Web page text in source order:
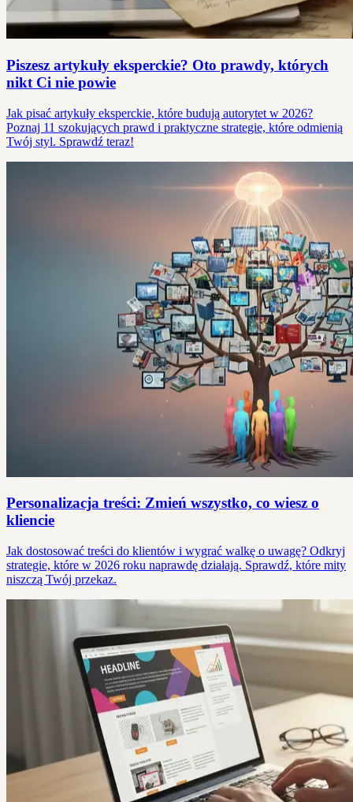
Piszesz artykuły eksperckie? Oto prawdy, których
nikt Ci nie powie
Jak pisać artykuły eksperckie, które budują autorytet w 2026?
Poznaj 11 szokujących prawd i praktyczne strategie, które odmienią
Twój styl. Sprawdź teraz!
Personalizacja treści: Zmień wszystko, co wiesz o
kliencie
Jak dostosować treści do klientów i wygrać walkę o uwagę? Odkryj
strategie, które w 2026 roku naprawdę działają. Sprawdź, które mity
niszczą Twój przekaz.